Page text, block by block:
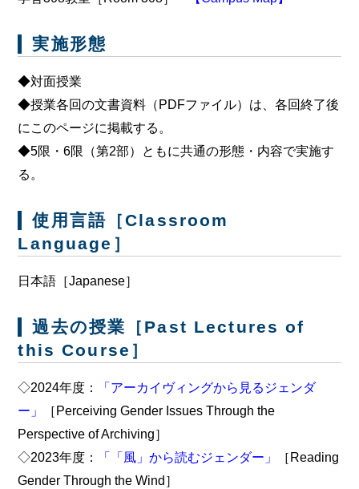
実施形態
◆対面授業
◆授業各回の文書資料（PDFファイル）は、各回終了後
にこのページに掲載する。
◆5限・6限（第2部）ともに共通の形態・内容で実施す
る。
使用言語［Classroom
Language］
日本語［Japanese］
過去の授業［Past Lectures of
this Course］
◇2024年度：
「アーカイヴィングから見るジェンダ
ー」
［Perceiving Gender Issues Through the
Perspective of Archiving］
◇2023年度：
「「風」から読むジェンダー」
［Reading
Gender Through the Wind］